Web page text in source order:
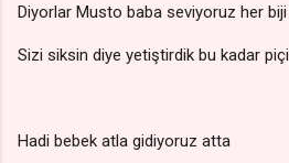
Diyorlar Musto baba seviyoruz her biji
Sizi siksin diye yetiştirdik bu kadar piçi
Hadi bebek atla gidiyoruz atta